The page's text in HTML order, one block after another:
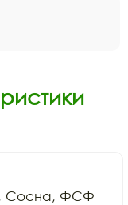
Сосна, ФСФ